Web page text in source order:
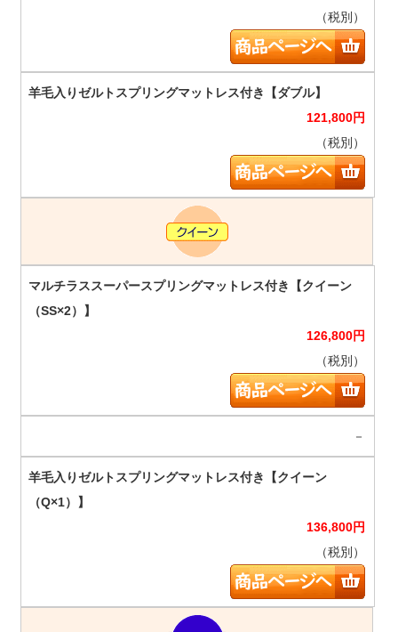
（税別）
121,800円
（税別）
126,800円
（税別）
－
136,800円
（税別）